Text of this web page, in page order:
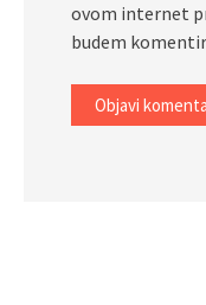
ovom internet
budem